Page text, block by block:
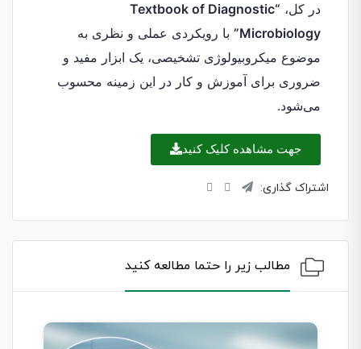
در کل،
“Textbook of Diagnostic
Microbiology”
با رویکردی عملی و نظری به
موضوع میکروبیولوژی تشخیصی، یک ابزار مفید و
ضروری برای آموزش و کار در این زمینه محسوب
می‌شود.
جهت مشاهده کلیک کنید
اشتراک گذاری:
مطالب زیر را حتما مطالعه کنید